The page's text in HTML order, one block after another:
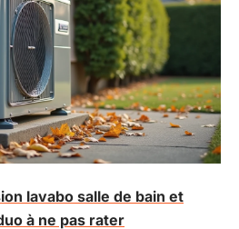
lavabo salle de bain et
à ne pas rater